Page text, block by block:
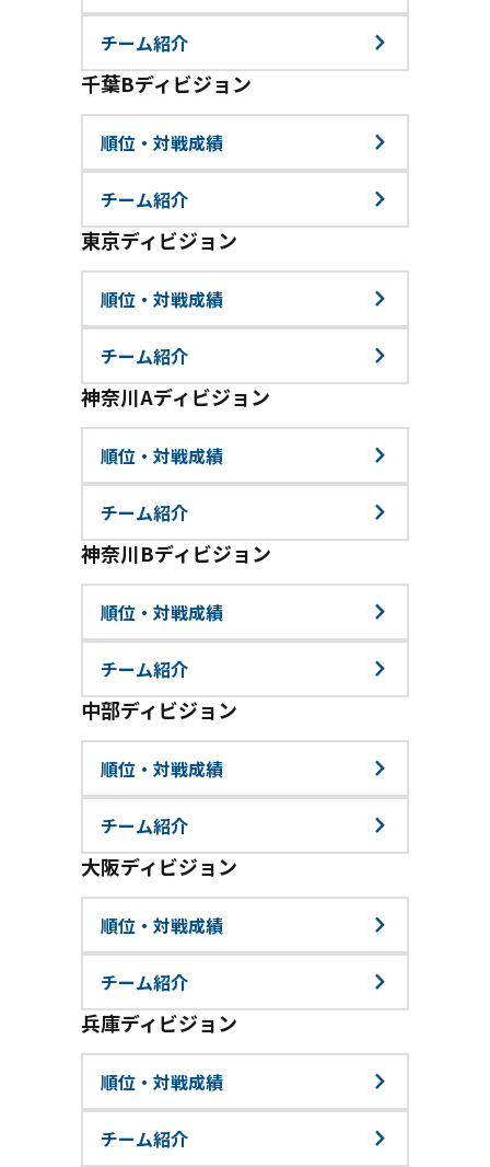
チーム紹介
千葉Bディビジョン
順位・対戦成績
チーム紹介
東京ディビジョン
順位・対戦成績
チーム紹介
神奈川Aディビジョン
順位・対戦成績
チーム紹介
神奈川Bディビジョン
順位・対戦成績
チーム紹介
中部ディビジョン
順位・対戦成績
チーム紹介
大阪ディビジョン
順位・対戦成績
チーム紹介
兵庫ディビジョン
順位・対戦成績
チーム紹介